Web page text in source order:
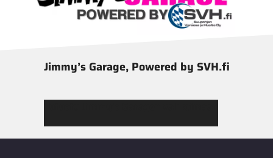
Jimmy’s Garage, Powered by SVH.fi